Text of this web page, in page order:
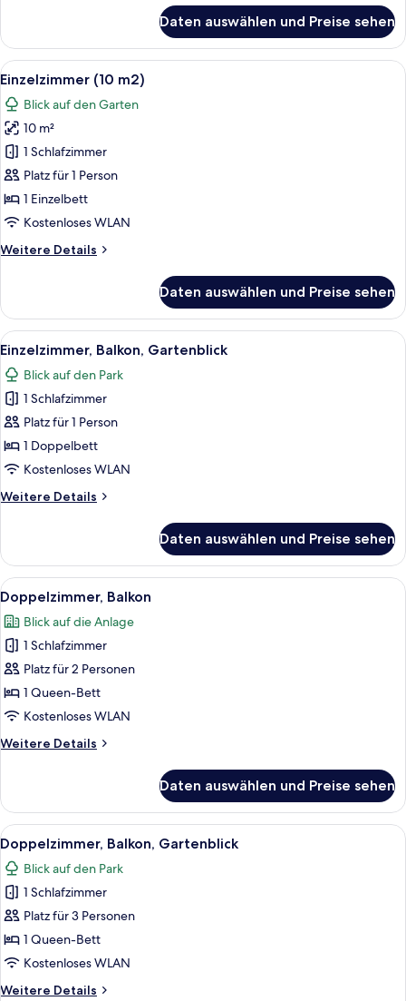
Suite
Daten auswählen und Preise sehen
Alle
Fotos
für
Einzelzimmer
(10
m2)
anzeigen
Ein kleines Zimmer mit einem Bett,
4
Einzelzimmer (10 m2)
Blick auf den Garten
10 m²
1 Schlafzimmer
Platz für 1 Person
1 Einzelbett
Kostenloses WLAN
Weitere Details
Weitere
(10
m2)
Daten auswählen und Preise sehen
Alle
Fotos
für
Einzelzimmer,
Balkon,
Gartenblick
anzeigen
Ein Zimmer mit einem großen
5
Einzelzimmer, Balkon, Gartenblick
Blick auf den Park
1 Schlafzimmer
Platz für 1 Person
1 Doppelbett
Kostenloses WLAN
Weitere Details
Weitere
Balkon,
Gartenblick
Daten auswählen und Preise sehen
Alle
Fotos
für
Doppelzimmer,
Balkon
anzeigen
Ein ordentlich bezogenes Bett mit
4
Doppelzimmer, Balkon
Blick auf die Anlage
1 Schlafzimmer
Platz für 2 Personen
1 Queen-Bett
Kostenloses WLAN
Weitere Details
Weitere
Balkon
Daten auswählen und Preise sehen
Alle
Fotos
für
Doppelzimmer,
Balkon,
Gartenblick
anzeigen
Ein Hotelzimmer mit einem Bett,
5
Doppelzimmer, Balkon, Gartenblick
Blick auf den Park
1 Schlafzimmer
Platz für 3 Personen
1 Queen-Bett
Kostenloses WLAN
Weitere Details
Weitere